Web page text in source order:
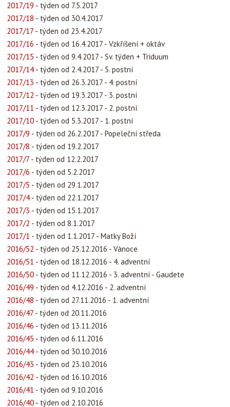
2017/19 - týden od 7.5.2017
2017/18 - týden od 30.4.2017
2017/17 - týden od 23.4.2017
2017/16 - týden od 16.4.2017 - Vzkříšení + oktáv
2017/15 - týden od 9.4.2017 - Sv. týden + Triduum
2017/14- týden od 2.4.2017 - 5. postní
2017/13 - týden od 26.3.2017 - 4. postní
2017/12 - týden od 19.3.2017 - 3. postní
2017/11 - týden od 12.3.2017 - 2. postní
2017/10 - týden od 5.3.2017 - 1. postní
2017/9 - týden od 26.2.2017 - Popeleční středa
2017/8 - týden od 19.2.2017
2017/7 - týden od 12.2.2017
2017/6 - týden od 5.2.2017
2017/5 - týden od 29.1.2017
2017/4- týden od 22.1.2017
2017/3 - týden od 15.1.2017
2017/2 - týden od 8.1.2017
2017/1 - týden od 1.1.2017 - Matky Boží
2016/52 - týden od 25.12.2016 - Vánoce
2016/51 - týden od 18.12.2016 - 4. adventní
2016/50 - týden od 11.12.2016 - 3. adventní - Gaudete
2016/49 - týden od 4.12.2016 - 2. adventní
2016/48 - týden od 27.11.2016 - 1. adventní
2016/47 - týden od 20.11.2016
2016/46 - týden od 13.11.2016
2016/45 - týden od 6.11.2016
2016/44- týden od 30.10.2016
2016/43 - týden od 23.10.2016
2016/42 - týden od 16.10.2016
2016/41 - týden od 9.10.2016
2016/40 - týden od 2.10.2016